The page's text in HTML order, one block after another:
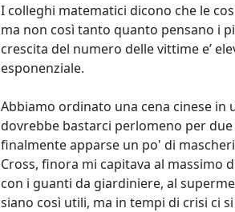
I colleghi matematici dicono che le
ma non così tanto quanto pensano i
crescita del numero delle vittime e’
esponenziale.
Abbiamo ordinato una cena cinese in
dovrebbe bastarci perlomeno per due
finalmente apparse un po' di
Cross, finora mi capitava al massimo
con i guanti da giardiniere, al
siano così utili, ma in tempi di crisi ci